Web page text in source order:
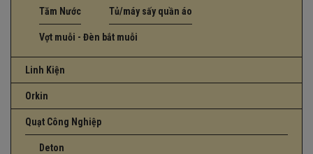
Tăm Nước Tủ/máy sấy quần áo
Vợt muỗi - Đèn bắt muỗi
Linh Kiện
Orkin
Quạt Công Nghiệp
Deton